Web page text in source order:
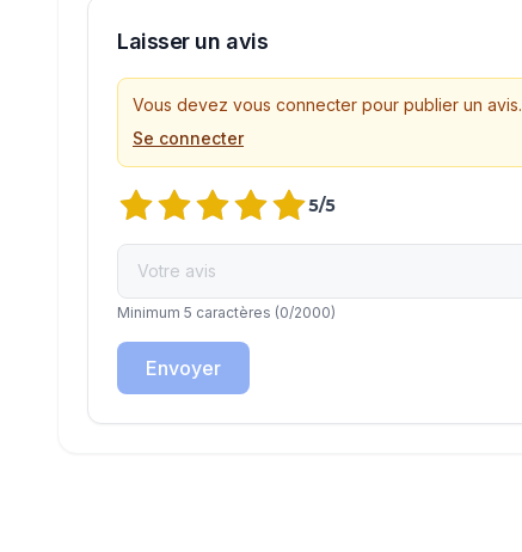
Laisser un avis
Vous devez vous connecter pour publier un avis.
Se connecter
5/5
Minimum 5 caractères (0/2000)
Envoyer